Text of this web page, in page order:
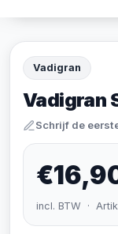
Vadigran
Vadigran
Schrijf de
incl. BTW ·